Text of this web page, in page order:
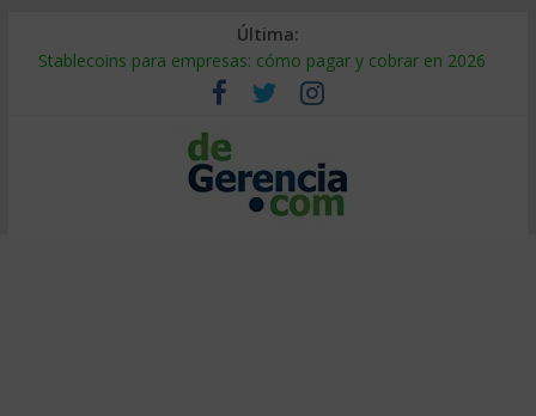
Última:
Stablecoins para empresas: cómo pagar y cobrar en 2026
Despido silencioso: qué es y por qué sale tan caro
IA en selección de personal: cómo auditarla a tiempo
Trabajo forzoso en la cadena de suministro: qué hacer
Mercado hispano de EE. UU.: cómo segmentarlo y venderle